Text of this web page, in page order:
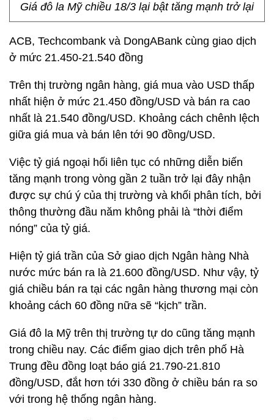
Giá đô la Mỹ chiều 18/3 lại bật tăng mạnh trở lại
ACB, Techcombank và DongABank cùng giao dịch
ở mức 21.450-21.540 đồng
Trên thị trường ngân hàng, giá mua vào USD thấp
nhất hiện ở mức 21.450 đồng/USD và bán ra cao
nhất là 21.540 đồng/USD. Khoảng cách chênh lệch
giữa giá mua và bán lên tới 90 đồng/USD.
Việc tỷ giá ngoại hối liên tục có những diễn biến
tăng mạnh trong vòng gần 2 tuần trở lại đây nhận
được sự chú ý của thị trường và khối phân tích, bởi
thông thường đầu năm không phải là “thời điểm
nóng” của tỷ giá.
Hiện tỷ giá trần của Sở giao dịch Ngân hàng Nhà
nước mức bán ra là 21.600 đồng/USD. Như vậy, tỷ
giá chiều bán ra tại các ngân hàng thương mại còn
khoảng cách 60 đồng nữa sẽ “kịch” trần.
Giá đô la Mỹ trên thị trường tự do cũng tăng mạnh
trong chiều nay. Các điểm giao dịch trên phố Hà
Trung đều đồng loạt báo giá 21.790-21.810
đồng/USD, đắt hơn tới 330 đồng ở chiều bán ra so
với trong hệ thống ngân hàng.